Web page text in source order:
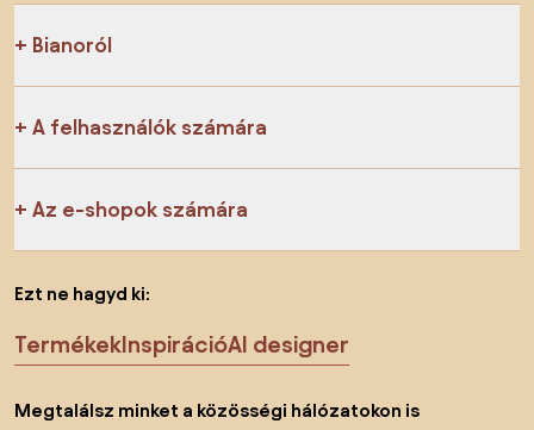
Bianoról
A felhasználók számára
Az e-shopok számára
Ezt ne hagyd ki:
TermékekInspirációAI designer
Megtalálsz minket a közösségi hálózatokon is